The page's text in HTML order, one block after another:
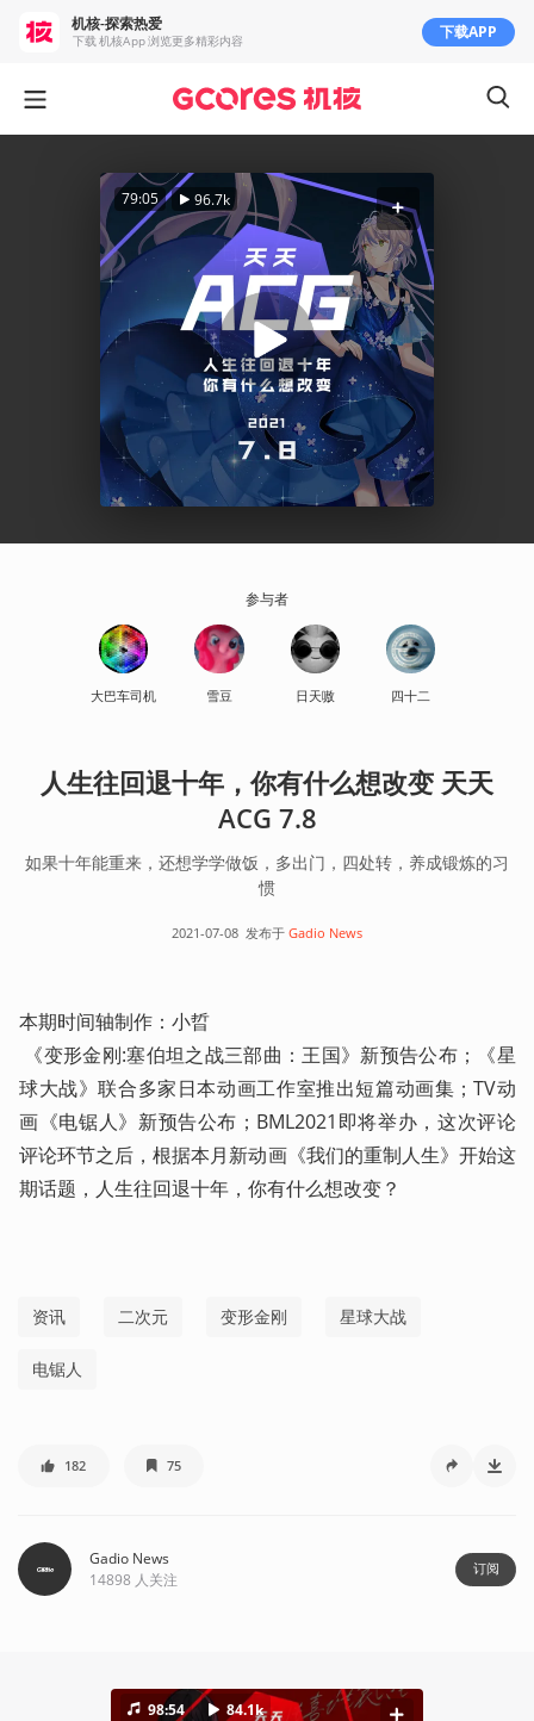
79:05 96.7k
参与者
大巴车司机 雪豆 日天嗷 四十二
人生往回退十年，你有什么想改变 天天
ACG 7.8
如果十年能重来，还想学学做饭，多出门，四处转，养成锻炼的习
惯
2021-07-08 发布于 Gadio News
本期时间轴制作：小晢
球大战》联合多家日本动画工作室推出短篇动画集；TV动
画《电锯人》新预告公布；BML2021即将举办，这次评论
评论环节之后，根据本月新动画《我们的重制人生》开始这
期话题，人生往回退十年，你有什么想改变？
资讯 二次元 变形金刚 星球大战
电锯人
182 75
Gadio News
14898 人关注
订阅
98:54 84.1k
机核-探索热爱
下载 机核App 浏览更多精彩内容 下载APP